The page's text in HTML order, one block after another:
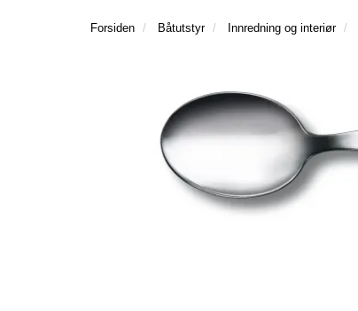
Forsiden Båtutstyr Innredning og interiør